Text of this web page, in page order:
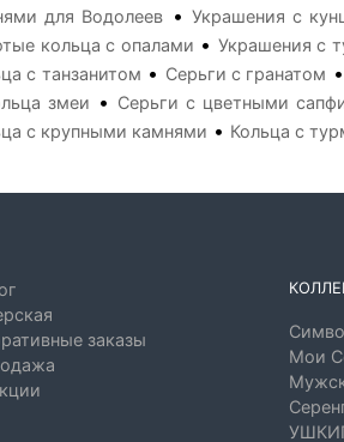
для Водолеев • Украшения с
кольца с опалами • Украшения с
с танзанитом • Серьги с гранатом •
змеи • Серьги с цветными
с крупными камнями • Кольца с
заказы
Мои